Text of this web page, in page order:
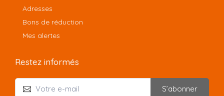
Adresses
Bons de réduction
Mes alertes
Restez informés
S’abonner